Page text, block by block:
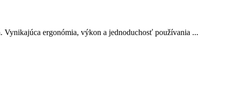
ergonómia, výkon a jednoduchosť používania ...